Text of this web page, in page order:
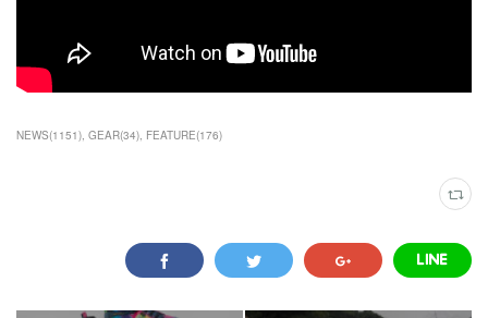
NEWS(1151) GEAR(34) FEATURE(176)